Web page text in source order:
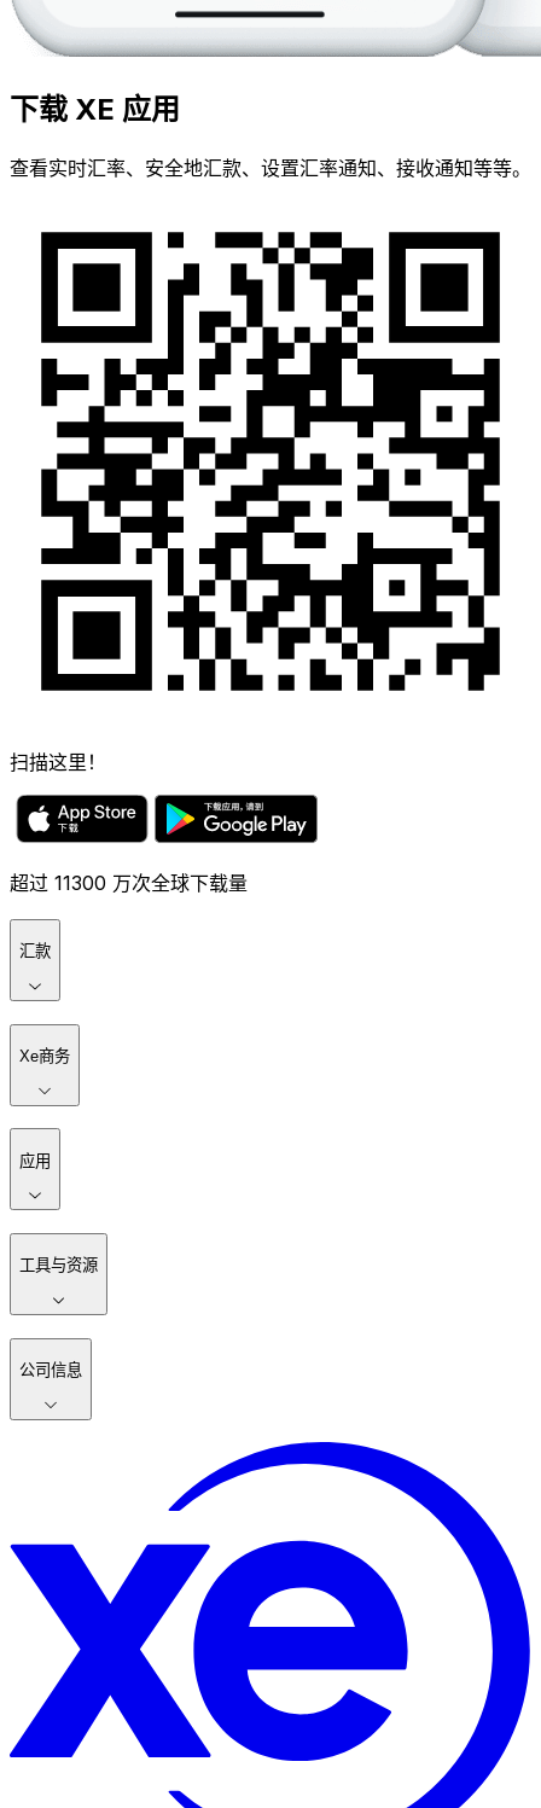
下载 XE 应用
查看实时汇率、安全地汇款、设置汇率通知、接收通知等等。
扫描这里！
超过 11300 万次全球下载量
汇款
Xe商务
应用
工具与资源
公司信息